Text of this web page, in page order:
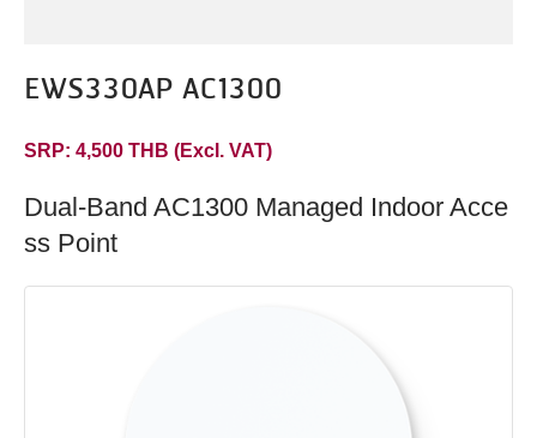
EWS330AP AC1300
SRP: 4,500 THB (Excl. VAT)
Dual-Band AC1300 Managed Indoor Acce
ss Point